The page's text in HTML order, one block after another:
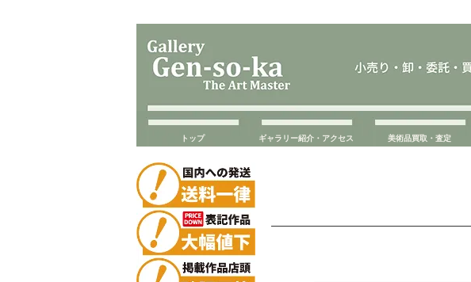
トップ ギャラリー紹介・アクセス 美術品買取・査定